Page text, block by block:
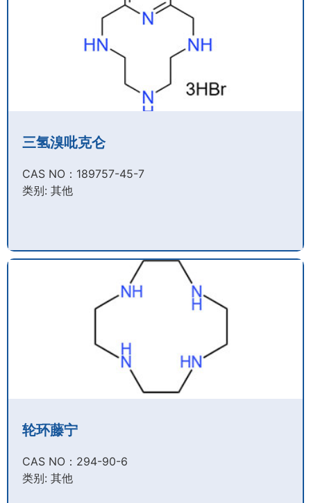
三氢溴吡克仑
CAS NO：189757-45-7​
类别: 其他
轮环藤宁
CAS NO：294-90-6​
类别: 其他